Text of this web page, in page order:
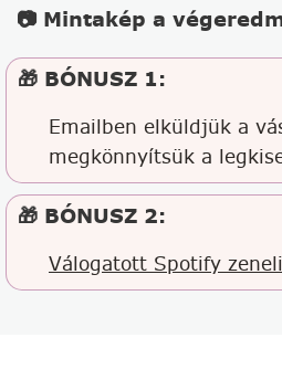
📷 Mintakép a
🎁 BÓNUSZ 1:
Emailben elküldjük a
megkönnyítsük a
🎁 BÓNUSZ 2:
Válogatott Spotify